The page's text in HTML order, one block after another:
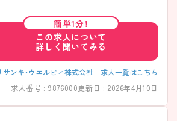
簡単1分！
この求人について
詳しく聞いてみる
サンキ・ウエルビィ株式会社 求人一覧はこちら
求人番号 : 9876000更新日 : 2026年4月10日